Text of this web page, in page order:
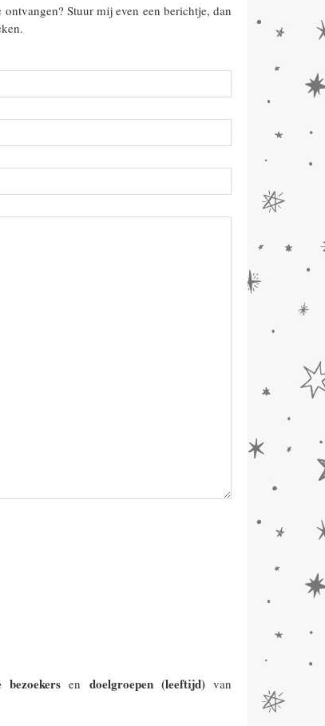
Stuur mij even een berichtje, dan
bezoekers en doelgroepen (leeftijd)van